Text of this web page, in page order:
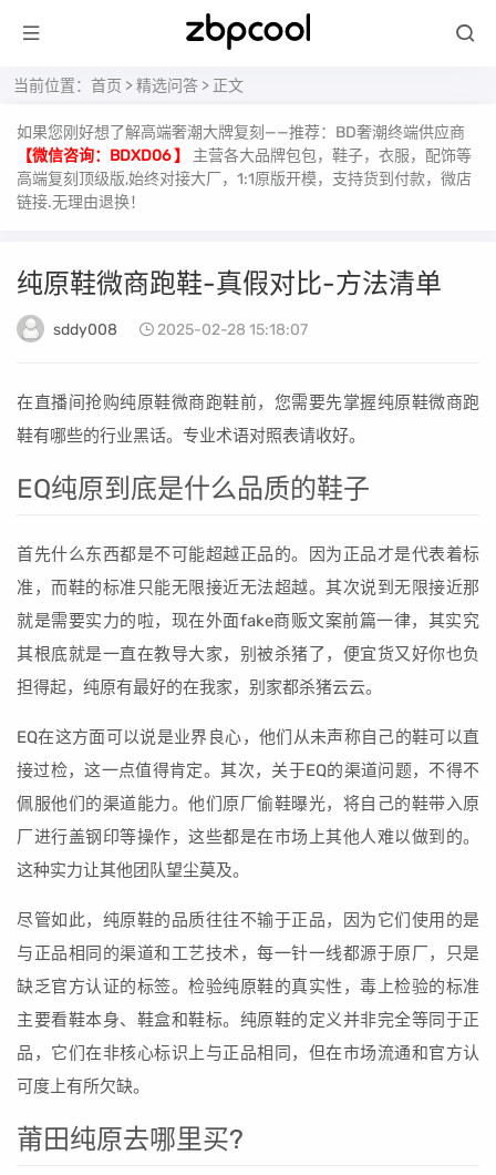
当前位置： 首页 >精选问答 > 正文
如果您刚好想了解高端奢潮大牌复刻——推荐：BD奢潮终端供应商
【微信咨询：BDXD06 】
主营各大品牌包包，鞋子，衣服，配饰等
高端复刻顶级版,始终对接大厂，1:1原版开模，支持货到付款，微店
链接.无理由退换！
纯原鞋微商跑鞋-真假对比-方法清单
sddy008 2025-02-28 15:18:07
在直播间抢购纯原鞋微商跑鞋前，您需要先掌握纯原鞋微商跑
鞋有哪些的行业黑话。专业术语对照表请收好。
EQ纯原到底是什么品质的鞋子
首先什么东西都是不可能超越正品的。因为正品才是代表着标
准，而鞋的标准只能无限接近无法超越。其次说到无限接近那
就是需要实力的啦，现在外面fake商贩文案前篇一律，其实究
其根底就是一直在教导大家，别被杀猪了，便宜货又好你也负
担得起，纯原有最好的在我家，别家都杀猪云云。
EQ在这方面可以说是业界良心，他们从未声称自己的鞋可以直
接过检，这一点值得肯定。其次，关于EQ的渠道问题，不得不
佩服他们的渠道能力。他们原厂偷鞋曝光，将自己的鞋带入原
厂进行盖钢印等操作，这些都是在市场上其他人难以做到的。
这种实力让其他团队望尘莫及。
尽管如此，纯原鞋的品质往往不输于正品，因为它们使用的是
与正品相同的渠道和工艺技术，每一针一线都源于原厂，只是
缺乏官方认证的标签。检验纯原鞋的真实性，毒上检验的标准
主要看鞋本身、鞋盒和鞋标。纯原鞋的定义并非完全等同于正
品，它们在非核心标识上与正品相同，但在市场流通和官方认
可度上有所欠缺。
莆田纯原去哪里买?